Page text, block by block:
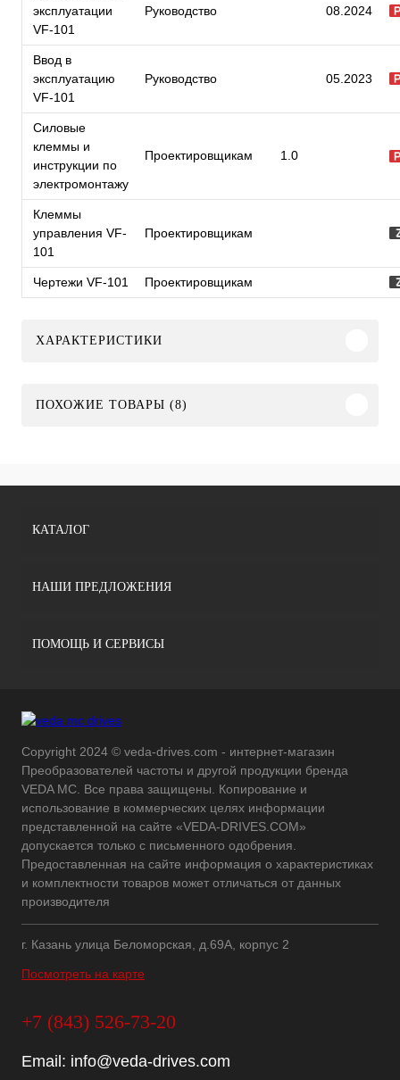
эксплуатации
VF-101
Руководство 08.2024
Ввод в
эксплуатацию
VF-101
Руководство 05.2023
Силовые
клеммы и
инструкции по
электромонтажу
Проектировщикам 1.0
Клеммы
управления VF-
101
Проектировщикам
Чертежи VF-101 Проектировщикам
ХАРАКТЕРИСТИКИ
ПОХОЖИЕ ТОВАРЫ (8)
КАТАЛОГ
НАШИ ПРЕДЛОЖЕНИЯ
ПОМОЩЬ И СЕРВИСЫ
Copyright 2024 © veda-drives.com - интернет-магазин
Преобразователей частоты и другой продукции бренда
VEDA MC. Все права защищены. Копирование и
использование в коммерческих целях информации
представленной на сайте «VEDA-DRIVES.COM»
допускается только с письменного одобрения.
Предоставленная на сайте информация о характеристиках
и комплектности товаров может отличаться от данных
производителя
г. Казань улица Беломорская, д.69А, корпус 2
Посмотреть на карте
+7 (843) 526-73-20
Email: info@veda-drives.com